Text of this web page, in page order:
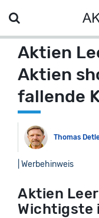
Aktien
Aktien
fallende
Thomas
| Werbehinweis
Aktien
Wichtigste